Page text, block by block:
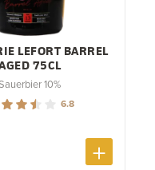
LEFORT BARREL
75CL
10%
6.8